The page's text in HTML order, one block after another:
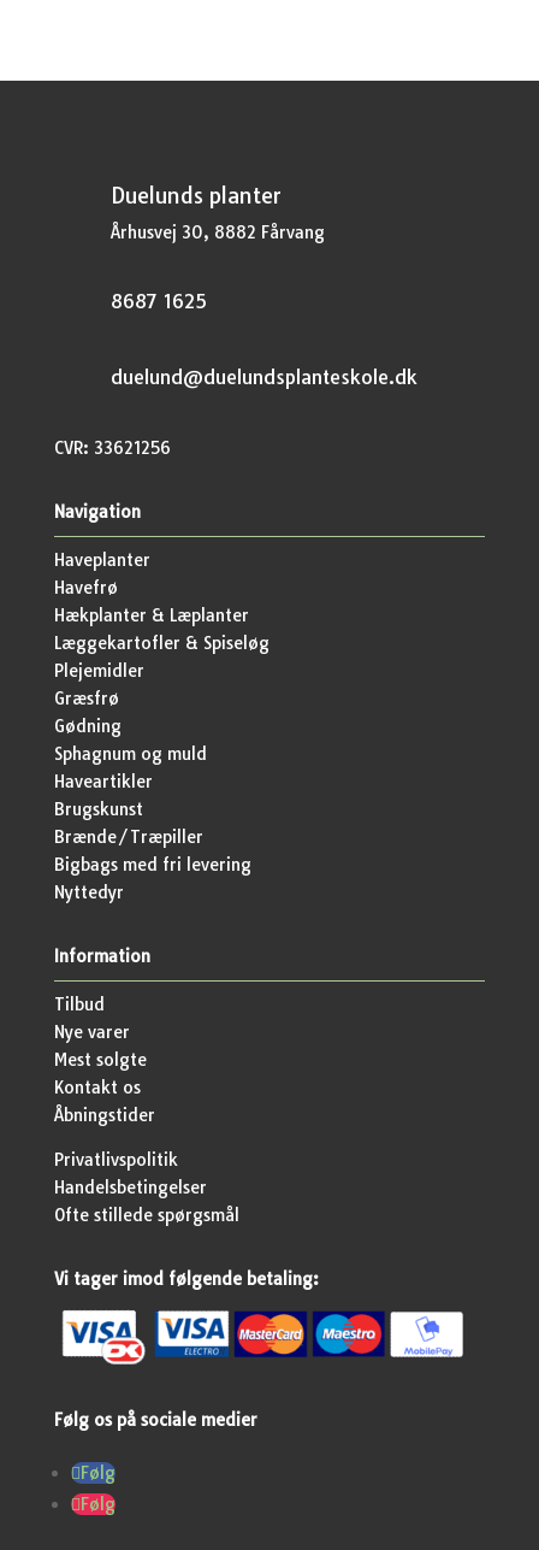
Duelunds planter
Århusvej 30, 8882 Fårvang
8687 1625
duelund@duelundsplanteskole.dk
CVR: 33621256
Navigation
Haveplanter
Havefrø
Hækplanter & Læplanter
Læggekartofler & Spiseløg
Plejemidler
Græsfrø
Gødning
Sphagnum og muld
Haveartikler
Brugskunst
Brænde/Træpiller
Bigbags med fri levering
Nyttedyr
Information
Tilbud
Nye varer
Mest solgte
Kontakt os
Åbningstider
Privatlivspolitik
Handelsbetingelser
Ofte stillede spørgsmål
Vi tager imod følgende betaling:
Følg os på sociale medier
Følg
Følg